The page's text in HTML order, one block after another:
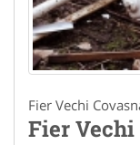
Fier Vechi
Fier Vechi